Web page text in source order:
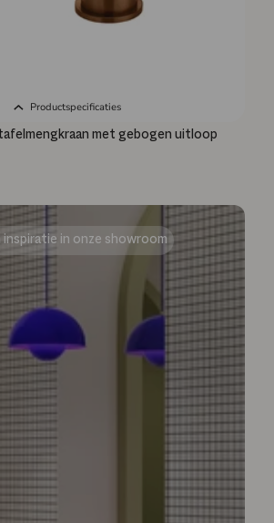
Productspecificaties
met gebogen uitloop
inspiratie in onze showroom